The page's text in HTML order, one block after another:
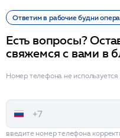
Ответим в рабочие будни
Есть вопросы?
свяжемся с вами в
Номер телефона не
введите номер телефона